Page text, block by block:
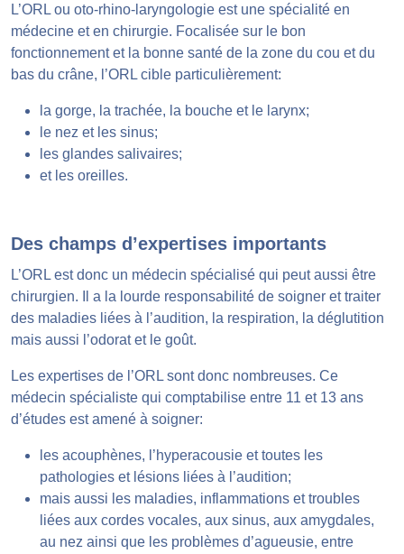
L’ORL ou oto-rhino-laryngologie est une spécialité en
médecine et en chirurgie. Focalisée sur le bon
fonctionnement et la bonne santé de la zone du cou et du
bas du crâne, l’ORL cible particulièrement:
la gorge, la trachée, la bouche et le larynx;
le nez et les sinus;
les glandes salivaires;
et les oreilles.
Des champs d’expertises importants
L’ORL est donc un médecin spécialisé qui peut aussi être
chirurgien. Il a la lourde responsabilité de soigner et traiter
des maladies liées à l’audition, la respiration, la déglutition
mais aussi l’odorat et le goût.
Les expertises de l’ORL sont donc nombreuses. Ce
médecin spécialiste qui comptabilise entre 11 et 13 ans
d’études est amené à soigner:
les acouphènes, l’hyperacousie et toutes les
pathologies et lésions liées à l’audition;
mais aussi les maladies, inflammations et troubles
liées aux cordes vocales, aux sinus, aux amygdales,
au nez ainsi que les problèmes d’agueusie, entre